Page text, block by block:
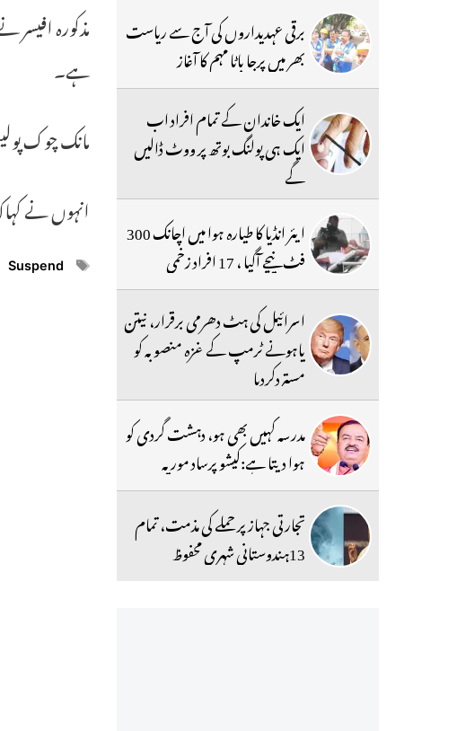
مذکورہ
ہے۔
مانک چوک
انہوں نے
Tags
Suspend
برقی عہدیداروں کی آج سے ریاست
بھر میں پرجا باٹا مہم کا آغاز
ایک خاندان کے تمام افراد اب
ایک ہی پولنگ بوتھ پر ووٹ ڈالیں
گے
ایئر انڈیا کا طیارہ ہوا میں اچانک 300
فٹ نیچے آگیا ، 17 افراد زخمی
اسرائیل کی ہٹ دھرمی برقرار، نیتن
یاہونے ٹرمپ کے غزہ منصوبہ کو
مستردکردیا
مدرسہ کہیں بھی ہو، دہشت گردی کو
ہوا دیتا ہے:کیشو پرساد موریہ
تجارتی جہاز پر حملے کی مذمت، تمام
13ہندوستانی شہری محفوظ